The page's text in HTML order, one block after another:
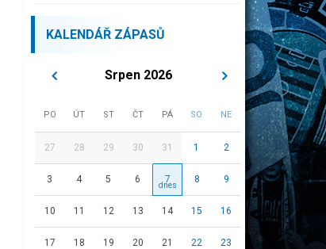
KALENDÁŘ ZÁPASŮ
Srpen 2026
PO ÚT ST ČT PÁ SO NE
27 28 29 30 31 1 2
3 4 5 6 7 8 9
10 11 12 13 14 15 16
17 18 19 20 21 22 23